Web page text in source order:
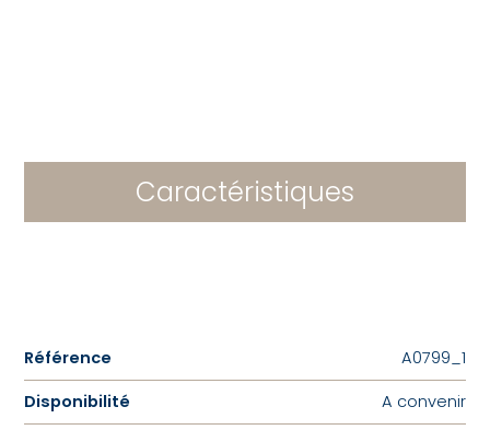
Caractéristiques
Référence
A0799_1
Disponibilité
A convenir